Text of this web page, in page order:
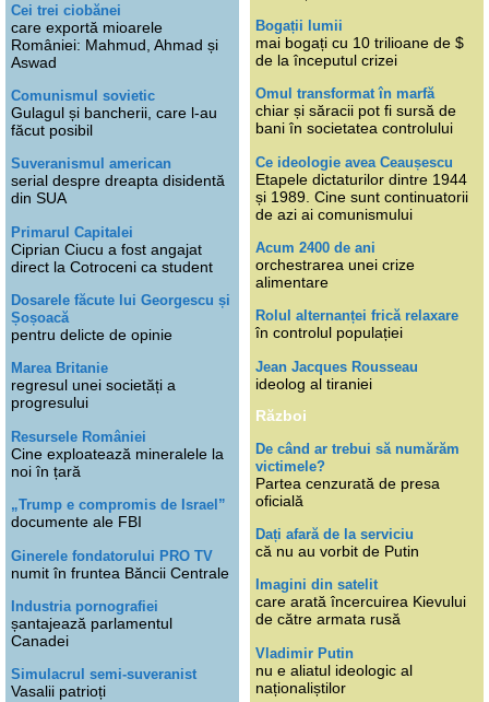
Cei trei ciobănei
care exportă mioarele
României: Mahmud, Ahmad și
Aswad
Comunismul sovietic
Gulagul și bancherii, care l-au
făcut posibil
Suveranismul american
serial despre dreapta disidentă
din SUA
Primarul Capitalei
Ciprian Ciucu a fost angajat
direct la Cotroceni ca student
Dosarele făcute lui Georgescu și
Șoșoacă
pentru delicte de opinie
Marea Britanie
regresul unei societăți a
progresului
Resursele României
Cine exploatează mineralele la
noi în țară
„Trump e compromis de Israel”
documente ale FBI
Ginerele fondatorului PRO TV
numit în fruntea Băncii Centrale
Industria pornografiei
șantajează parlamentul
Canadei
Simulacrul semi-suveranist
Vasalii patrioți
Bogații lumii
mai bogați cu 10 trilioane de $
de la începutul crizei
Omul transformat în marfă
chiar și săracii pot fi sursă de
bani în societatea controlului
Ce ideologie avea Ceaușescu
Etapele dictaturilor dintre 1944
și 1989. Cine sunt continuatorii
de azi ai comunismului
Acum 2400 de ani
orchestrarea unei crize
alimentare
Rolul alternanței frică relaxare
în controlul populației
Jean Jacques Rousseau
ideolog al tiraniei
Război
De când ar trebui să numărăm
victimele?
Partea cenzurată de presa
oficială
Dați afară de la serviciu
că nu au vorbit de Putin
Imagini din satelit
care arată încercuirea Kievului
de către armata rusă
Vladimir Putin
nu e aliatul ideologic al
naționaliștilor